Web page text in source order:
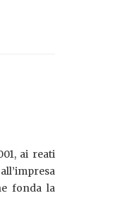
ai reati
fonda la